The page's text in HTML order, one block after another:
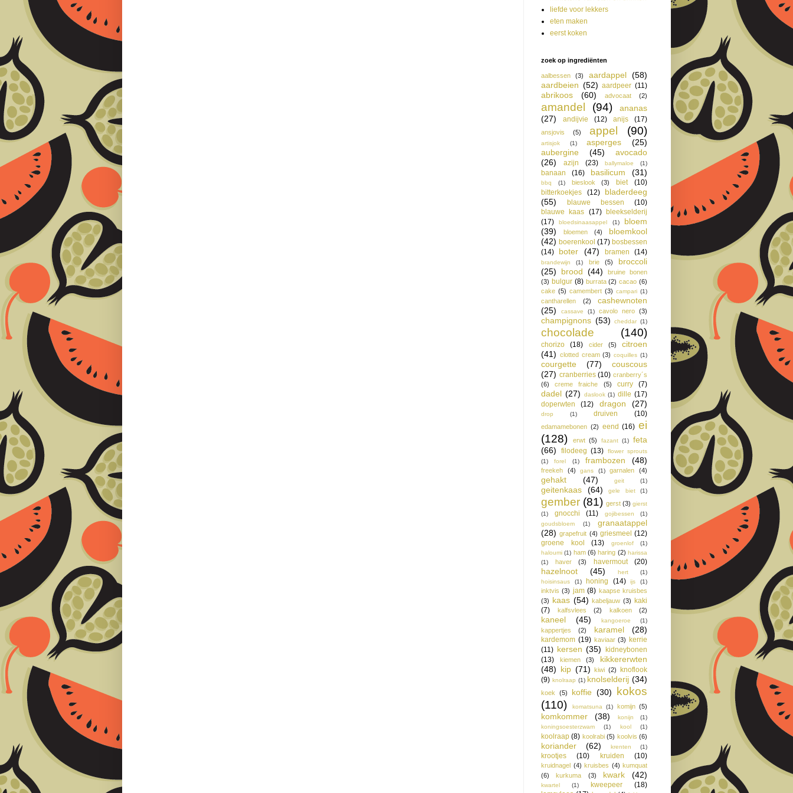
liefde voor lekkers
eten maken
eerst koken
zoek op ingrediënten
aalbessen (3) aardappel (58)
aardbeien (52) aardpeer (11)
abrikoos (60) advocaat (2)
amandel (94)
ananas
(27)
andijvie (12) anijs (17)
ansjovis (5) appel (90)
artisjok (1) asperges
(25)
aubergine
(45)
avocado
(26)
azijn (23) ballymaloe (1)
banaan (16) basilicum (31)
bbq (1) bieslook (3) biet
(10)
bitterkoekjes
(12)
bladerdeeg
(55)
blauwe bessen
(10)
blauwe kaas (17) bleekselderij
(17)
bloedsinaasappel (1)
bloem
(39)
bloemen (4)
bloemkool
(42) boerenkool (17) bosbessen
(14)
boter (47) bramen (14)
brandewijn (1) brie (5)
broccoli
(25)
brood (44)
bruine bonen
(3) bulgur (8) burrata (2) cacao (6)
cake (5) camembert (3) campari (1)
cantharellen (2)
cashewnoten
(25)
cassave (1) cavolo nero (3)
champignons (53) cheddar (1)
chocolade (140)
chorizo (18) cider (5)
citroen
(41) clotted cream (3) coquilles (1)
courgette (77)
couscous
(27) cranberries (10) cranberry´s
(6)
creme fraiche (5) curry (7)
dadel (27) daslook (1) dille (17)
doperwten
(12) dragon (27)
drop (1) druiven (10)
edamamebonen (2) eend (16) ei
(128)
erwt (5) fazant (1)
feta
(66)
filodeeg (13)
flower sprouts
(1)
forel (1) frambozen (48)
freekeh (4) gans (1) garnalen (4)
gehakt (47) geit (1)
geitenkaas (64) gele biet (1)
gember (81) gerst (3) gierst
(1)
gnocchi (11) gojibessen
(1)
goudsbloem
(1)
granaatappel
(28) grapefruit (4) griesmeel (12)
groene kool
(13) groenlof
(1)
haloumi (1) ham (6) haring (2) harissa
(1)
haver (3) havermout (20)
hazelnoot (45) hert
(1)
hoisinsaus
(1) honing (14) ijs (1)
inktvis (3) jam (8) kaapse kruisbes
(3) kaas (54) kabeljauw (3) kaki
(7)
kalfsvlees (2) kalkoen (2)
kaneel (45) kangoeroe (1)
kappertjes (2) karamel (28)
kardemom (19) kaviaar (3) kerrie
(11) kersen (35) kidneybonen
(13)
kiemen (3)
kikkererwten
(48) kip (71) kiwi (2) knoflook
(9) knolraap (1) knolselderij (34)
koek (5) koffie (30)
kokos
(110)
komatsuna (1) komijn (5)
komkommer (38) konijn
(1)
koningsoesterzwam
(1) kool (1)
koolraap (8) koolrabi (5) koolvis (6)
koriander (62) krenten (1)
krootjes (10) kruiden (10)
kruidnagel (4) kruisbes (4) kumquat
(6)
kurkuma (3) kwark (42)
kwartel (1) kweepeer
(18)